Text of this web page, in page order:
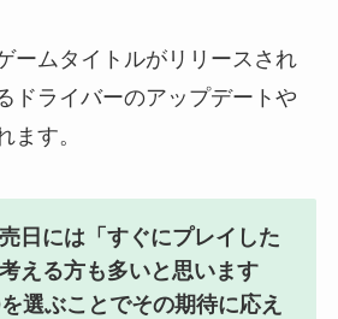
ームタイトルがリリースされ
ドライバーのアップデートや
ます。
日には「すぐにプレイした
える方も多いと思います
選ぶことでその期待に応え